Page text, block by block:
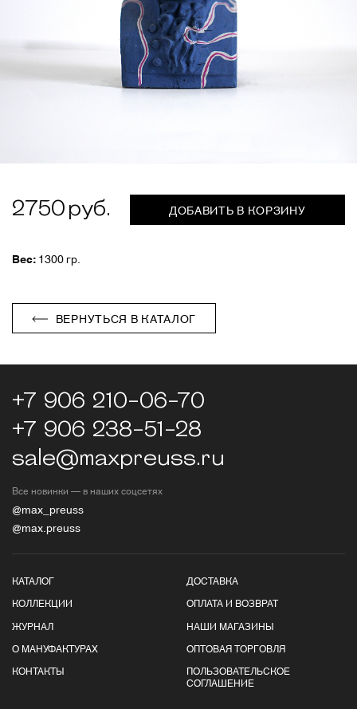
2750 ДОБАВИТЬ В КОРЗИНУ
Вес: 1300 гр.
ВЕРНУТЬСЯ В КАТАЛОГ
+7 906 210-06-70
+7 906 238-51-28
sale@maxpreuss.ru
Все новинки — в наших соцсетях
@max_preuss
@max.preuss
КАТАЛОГ
КОЛЛЕКЦИИ
ЖУРНАЛ
О МАНУФАКТУРАХ
КОНТАКТЫ
ДОСТАВКА
ОПЛАТА И ВОЗВРАТ
НАШИ МАГАЗИНЫ
ОПТОВАЯ ТОРГОВЛЯ
ПОЛЬЗОВАТЕЛЬСКОЕ
СОГЛАШЕНИЕ